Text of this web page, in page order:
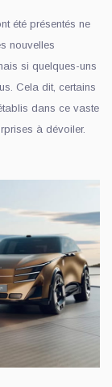
été présentés ne
nouvelles
si quelques-uns
Cela dit, certains
dans ce vaste
à dévoiler.